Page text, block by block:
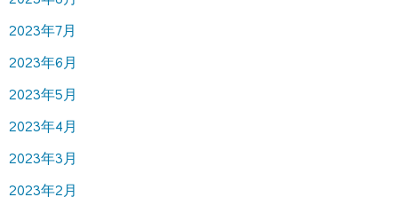
2023年7月
2023年6月
2023年5月
2023年4月
2023年3月
2023年2月